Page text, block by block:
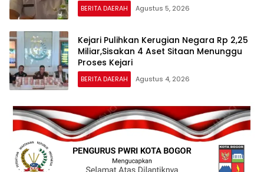
BERITA DAERAH Agustus 5, 2026
Kejari Pulihkan Kerugian Negara Rp 2,25
Miliar,Sisakan 4 Aset Sitaan Menunggu
Proses Kejari
BERITA DAERAH Agustus 4, 2026